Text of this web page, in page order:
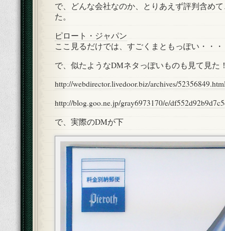
で、どんな会社なのか、とりあえず評判含め
た。
ピロート・ジャパン
ここ見るだけでは、すごくまともっぽい・・・
で、似たようなDMネタっぽいものも見て見た
http://webdirector.livedoor.biz/archives/
http://blog.goo.ne.jp/gray6973170/e/
で、実際のDMが下